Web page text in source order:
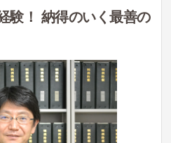
験！ 納得のいく最善の